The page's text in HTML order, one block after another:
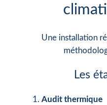
Une installation
Les
Audit thermique